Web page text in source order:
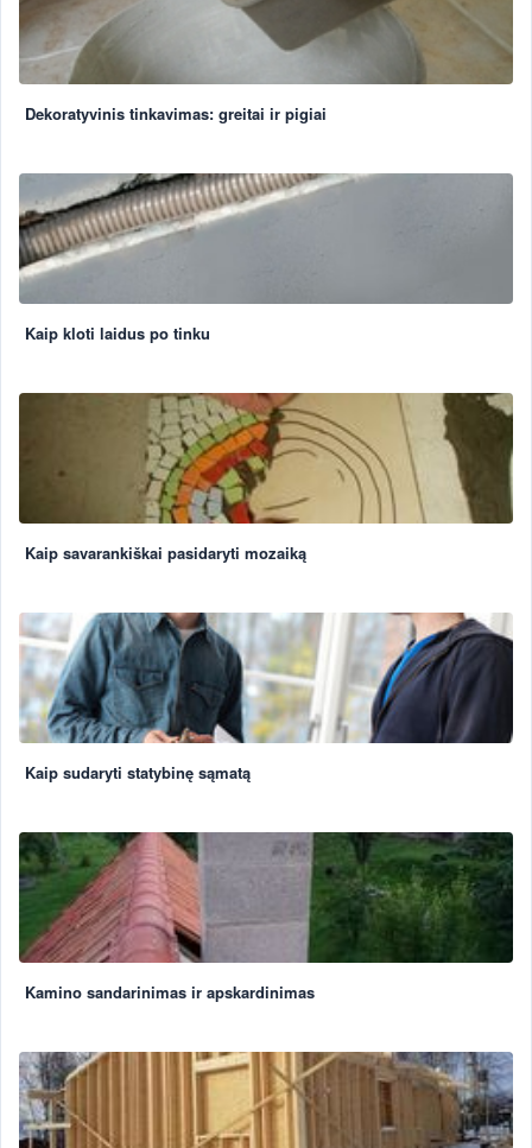
Dekoratyvinis tinkavimas: greitai ir pigiai
Kaip kloti laidus po tinku
Kaip savarankiškai pasidaryti mozaiką
Kaip sudaryti statybinę sąmatą
Kamino sandarinimas ir apskardinimas